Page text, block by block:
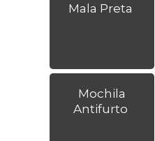
Mala Preta
Mochila
Antifurto